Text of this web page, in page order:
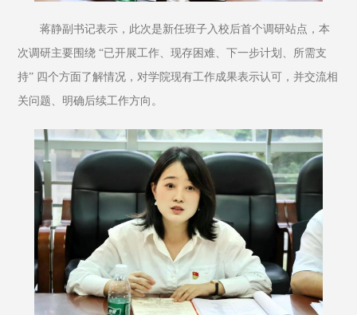
蒋静副书记表示，此次是新任班子入校后首个调研站点，本
次调研主要围绕 “已开展工作、现存困难、下一步计划、所需支
持” 四个方面了解情况，对学院现有工作成果表示认可，并交流相
关问题、明确后续工作方向。